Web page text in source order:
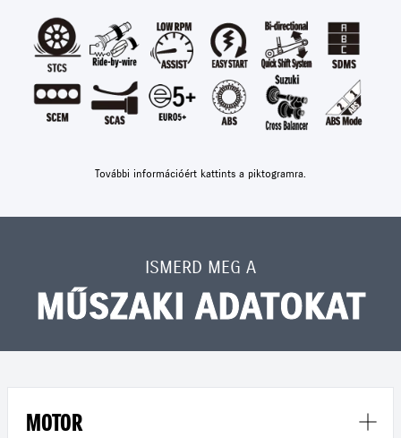
További információért kattints a piktogramra.
ISMERD MEG A
MŰSZAKI ADATOKAT
MOTOR